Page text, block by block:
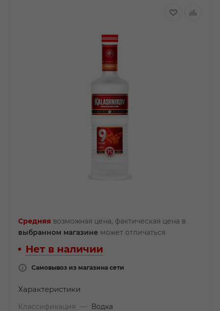
Средняя возможная цена, фактическая цена в
выбранном магазине может отличаться
Нет в наличии
Самовывоз из магазина сети
Характеристики
Классификация —
Водка